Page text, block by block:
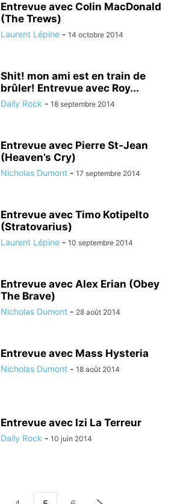
Entrevue avec Colin MacDonald
(The Trews)
Laurent Lépine - 14 octobre 2014
Shit! mon ami est en train de
brûler! Entrevue avec Roy...
Daily Rock - 18 septembre 2014
Entrevue avec Pierre St-Jean
(Heaven’s Cry)
Nicholas Dumont - 17 septembre 2014
Entrevue avec Timo Kotipelto
(Stratovarius)
Laurent Lépine - 10 septembre 2014
Entrevue avec Alex Erian (Obey
The Brave)
Nicholas Dumont - 28 août 2014
Entrevue avec Mass Hysteria
Nicholas Dumont - 18 août 2014
Entrevue avec Izi La Terreur
Daily Rock - 10 juin 2014